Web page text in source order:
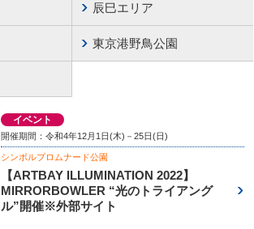
辰巳エリア
東京港野鳥公園
イベント
開催期間：令和4年12月1日(木)－25日(日)
シンボルプロムナード公園
【ARTBAY ILLUMINATION 2022】
MIRRORBOWLER “光のトライアング
ル”開催※外部サイト